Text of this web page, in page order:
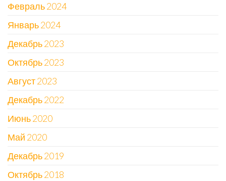
Февраль 2024
Январь 2024
Декабрь 2023
Октябрь 2023
Август 2023
Декабрь 2022
Июнь 2020
Май 2020
Декабрь 2019
Октябрь 2018